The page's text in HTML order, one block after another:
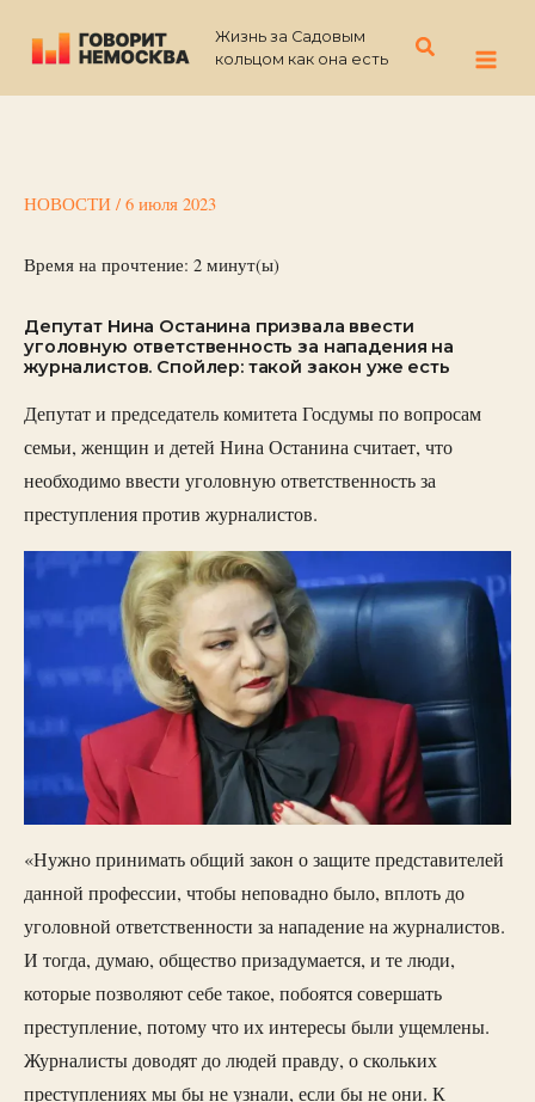
содержимому
Жизнь за Садовым
кольцом как она есть
Поиск
НОВОСТИ / 6 июля 2023
Время на прочтение: 2 минут(ы)
Депутат Нина Останина призвала ввести
уголовную ответственность за нападения на
журналистов. Спойлер: такой закон уже есть
Депутат и председатель комитета Госдумы по вопросам
семьи, женщин и детей Нина Останина считает, что
необходимо ввести уголовную ответственность за
преступления против журналистов.
«Нужно принимать общий закон о защите представителей
данной профессии, чтобы неповадно было, вплоть до
уголовной ответственности за нападение на журналистов.
И тогда, думаю, общество призадумается, и те люди,
которые позволяют себе такое, побоятся совершать
преступление, потому что их интересы были ущемлены.
Журналисты доводят до людей правду, о скольких
преступлениях мы бы не узнали, если бы не они. К